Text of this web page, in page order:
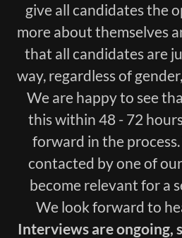
give all candidates the
more about themselves
that all candidates are
way, regardless of
We are happy to see
this within 48 - 72
forward in the
contacted by one of
become relevant for a
We look forward to
Interviews are ongoing,